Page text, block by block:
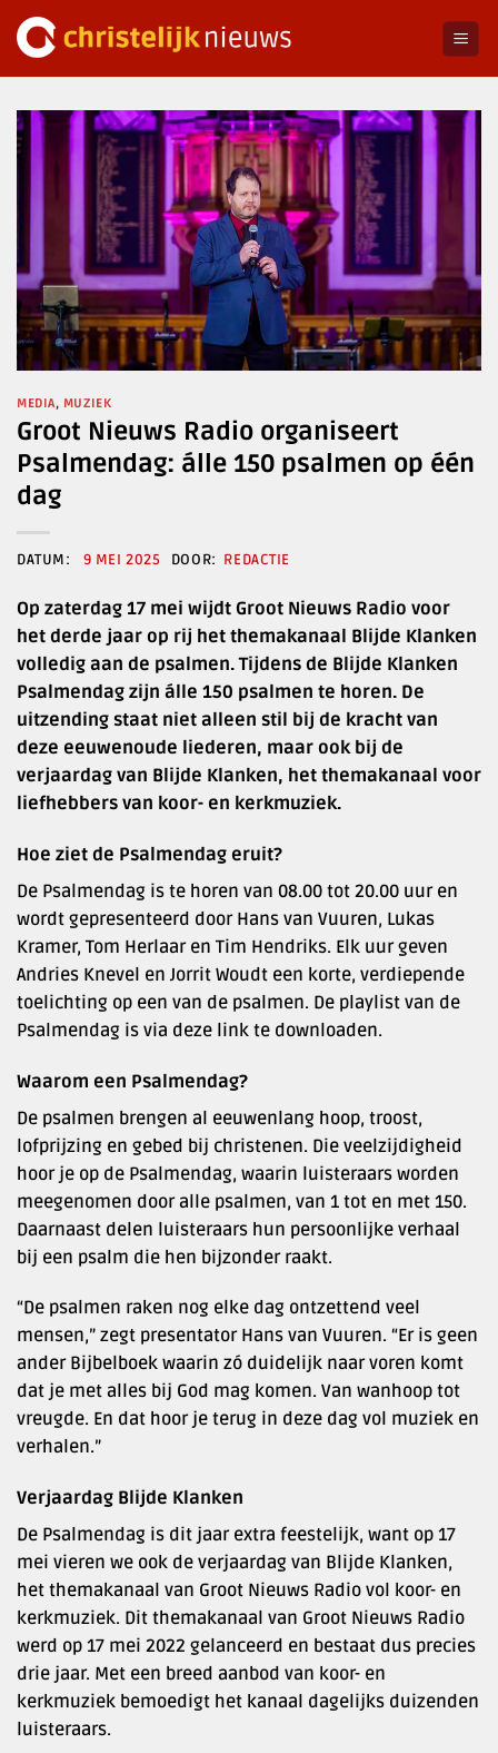
naar
MEDIA, MUZIEK
Groot Nieuws Radio organiseert
Psalmendag: álle 150 psalmen op één
dag
9 MEI 2025 REDACTIE
Op zaterdag 17 mei wijdt Groot Nieuws Radio voor
het derde jaar op rij het themakanaal Blijde Klanken
volledig aan de psalmen. Tijdens de Blijde Klanken
Psalmendag zijn álle 150 psalmen te horen. De
uitzending staat niet alleen stil bij de kracht van
deze eeuwenoude liederen, maar ook bij de
verjaardag van Blijde Klanken, het themakanaal voor
liefhebbers van koor- en kerkmuziek.
Hoe ziet de Psalmendag eruit?
De Psalmendag is te horen van 08.00 tot 20.00 uur en
wordt gepresenteerd door Hans van Vuuren, Lukas
Kramer, Tom Herlaar en Tim Hendriks. Elk uur geven
Andries Knevel en Jorrit Woudt een korte, verdiepende
toelichting op een van de psalmen. De playlist van de
Psalmendag is via deze link te downloaden.
Waarom een Psalmendag?
De psalmen brengen al eeuwenlang hoop, troost,
lofprijzing en gebed bij christenen. Die veelzijdigheid
hoor je op de Psalmendag, waarin luisteraars worden
meegenomen door alle psalmen, van 1 tot en met 150.
Daarnaast delen luisteraars hun persoonlijke verhaal
bij een psalm die hen bijzonder raakt.
“De psalmen raken nog elke dag ontzettend veel
mensen,” zegt presentator Hans van Vuuren. “Er is geen
ander Bijbelboek waarin zó duidelijk naar voren komt
dat je met alles bij God mag komen. Van wanhoop tot
vreugde. En dat hoor je terug in deze dag vol muziek en
verhalen.”
Verjaardag Blijde Klanken
De Psalmendag is dit jaar extra feestelijk, want op 17
mei vieren we ook de verjaardag van Blijde Klanken,
het themakanaal van Groot Nieuws Radio vol koor- en
kerkmuziek. Dit themakanaal van Groot Nieuws Radio
werd op 17 mei 2022 gelanceerd en bestaat dus precies
drie jaar. Met een breed aanbod van koor- en
kerkmuziek bemoedigt het kanaal dagelijks duizenden
luisteraars.